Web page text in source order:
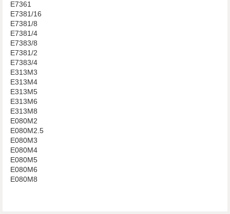
E7361
E7381/16
E7381/8
E7381/4
E7383/8
E7381/2
E7383/4
E313M3
E313M4
E313M5
E313M6
E313M8
E080M2
E080M2.5
E080M3
E080M4
E080M5
E080M6
E080M8